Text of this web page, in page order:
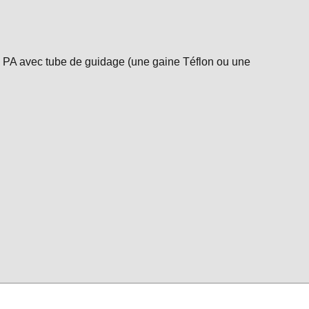
avec tube de guidage (une gaine Téflon ou une